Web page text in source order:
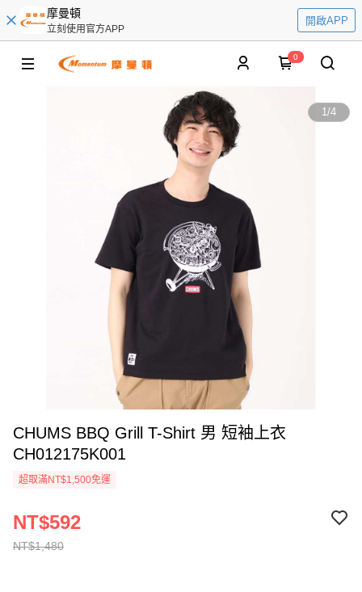
摩曼頓
立刻使用官方APP
開啟APP
0
1/4
CHUMS BBQ Grill T-Shirt 男 短袖上衣
CH012175K001
超取滿NT$1,500免運
NT$1,480
NT$592